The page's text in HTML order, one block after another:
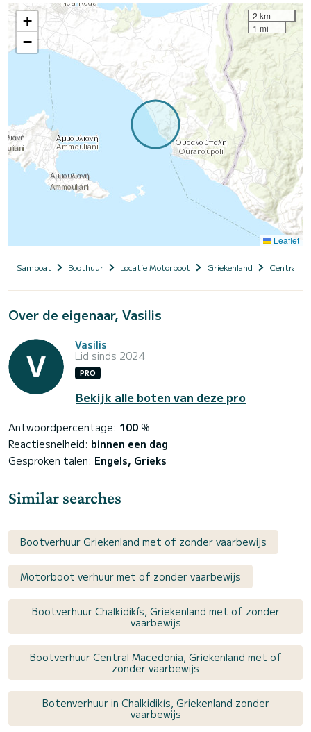
+
−
2 km
1 mi
Leaflet
Samboat Boothuur Locatie Motorboot Griekenland Central
Over de eigenaar, Vasilis
Vasilis
Lid sinds 2024
PRO
Bekijk alle boten van deze pro
Antwoordpercentage: 100 %
Reactiesnelheid: binnen een dag
Gesproken talen: Engels, Grieks
Similar searches
Bootverhuur Griekenland met of zonder vaarbewijs
Motorboot verhuur met of zonder vaarbewijs
Bootverhuur Chalkidikís, Griekenland met of zonder
vaarbewijs
Bootverhuur Central Macedonia, Griekenland met of
zonder vaarbewijs
Botenverhuur in Chalkidikís, Griekenland zonder
vaarbewijs